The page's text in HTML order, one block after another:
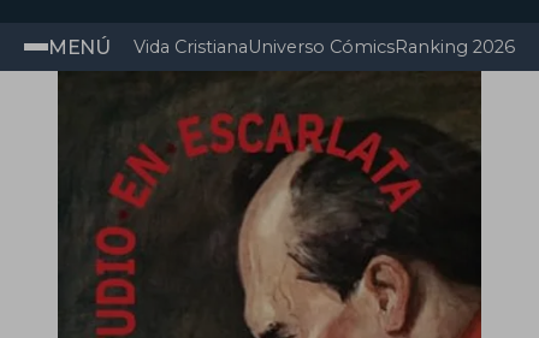
MENÚ Vida CristianaUniverso CómicsRanking 2026